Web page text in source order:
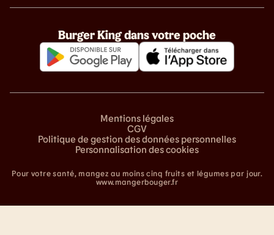
Burger King dans votre poche
Mentions légales
CGV
Politique de gestion des données personnelles
Personnalisation des cookies
Pour votre santé, mangez au moins cinq fruits et légumes par jour.
www.mangerbouger.fr